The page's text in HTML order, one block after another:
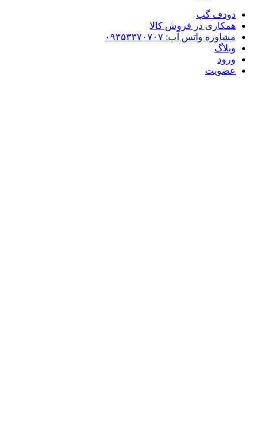
دودف گپ
همکاری در فروش کالا
مشاوره واتس آپ: ۰۹۳۵۳۳۷۰۷۰۷
وبلاگ
ورود
عضویت